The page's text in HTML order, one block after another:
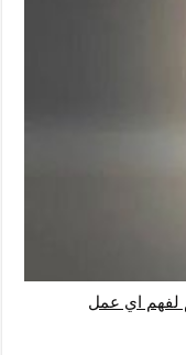
لفهم اي عمل